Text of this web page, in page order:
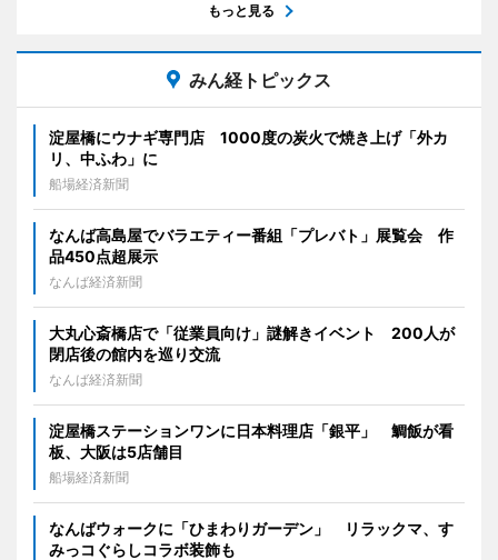
もっと見る
みん経トピックス
淀屋橋にウナギ専門店 1000度の炭火で焼き上げ「外カ
リ、中ふわ」に
船場経済新聞
なんば高島屋でバラエティー番組「プレバト」展覧会 作
品450点超展示
なんば経済新聞
大丸心斎橋店で「従業員向け」謎解きイベント 200人が
閉店後の館内を巡り交流
なんば経済新聞
淀屋橋ステーションワンに日本料理店「銀平」 鯛飯が看
板、大阪は5店舗目
船場経済新聞
なんばウォークに「ひまわりガーデン」 リラックマ、す
みっコぐらしコラボ装飾も